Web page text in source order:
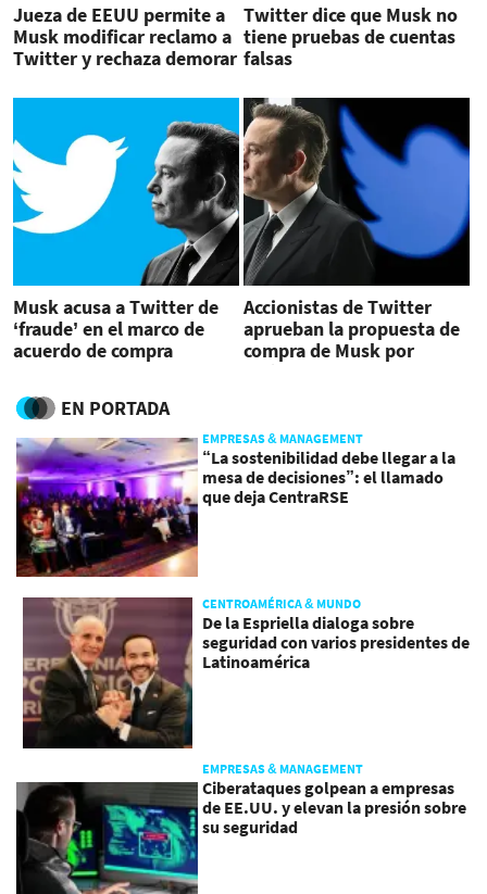
Jueza de EEUU permite a
Musk modificar reclamo a
Twitter y rechaza demorar
Twitter dice que Musk no
tiene pruebas de cuentas
falsas
Musk acusa a Twitter de
‘fraude’ en el marco de
acuerdo de compra
Accionistas de Twitter
aprueban la propuesta de
compra de Musk por
EN PORTADA
EMPRESAS & MANAGEMENT
“La sostenibilidad debe llegar a la
mesa de decisiones”: el llamado
que deja CentraRSE
CENTROAMÉRICA & MUNDO
De la Espriella dialoga sobre
seguridad con varios presidentes de
Latinoamérica
EMPRESAS & MANAGEMENT
Ciberataques golpean a empresas
de EE.UU. y elevan la presión sobre
su seguridad